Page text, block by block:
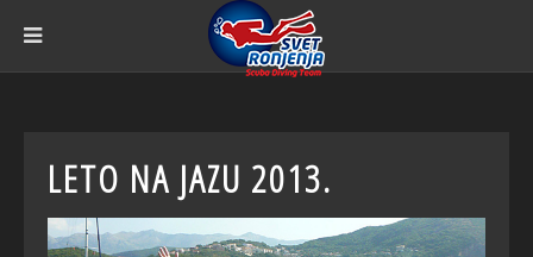
LETO NA JAZU 2013.